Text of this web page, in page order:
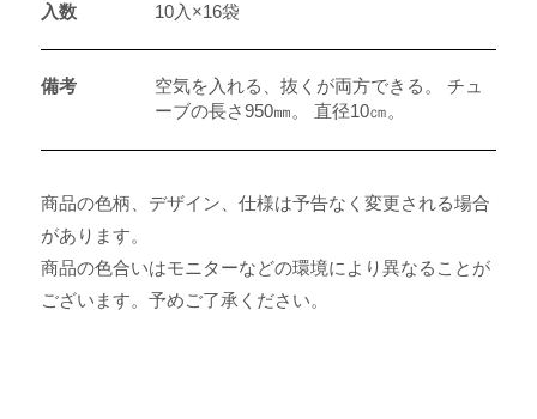
入数 10入×16袋
備考
空気を入れる、抜くが両方できる。 チュ
ーブの長さ950㎜。 直径10㎝。
商品の色柄、デザイン、仕様は予告なく変更される場合
があります。
商品の色合いはモニターなどの環境により異なることが
ございます。予めご了承ください。